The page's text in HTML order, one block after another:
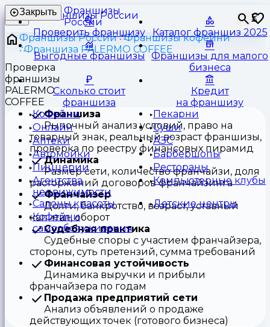
Франшизы
России
⏳
Закрыть
Проверить франшизу Каталог франшиз 2025
Выгодные франшизы Франшизы для малого
бизнеса
Сколько стоит
франшиза
Кредит
на франшизу
Кофейни
Пекарни
Онлайн
Суши
Аптеки
АЗС
Автомойки
Барбершопы
Пиццерии
Рестораны
Агентства
недвижимости
Компьютерные клубы
Салоны красоты
Детские центры
Кофейни
самообслуживания
Франшизы России
Франшизы кофейни
Франшиза PALERMO COFFEE
Проверка
франшизы
PALERMO
COFFEE
Франшиза
Рыночный анализ условий, право на
товарный знак, реальный возраст франшизы,
проверка по реестру финансовых пирамид
Динамика
Размер сети, количество франчайзи, доля
расторжений договоров франчайзинга
Франчайзер
Долги, банкротство, возраст, уставный
капитал, оборот
Судебная практика
Судебные споры с участием франчайзера,
стороны, суть претензий, сумма требований
Финансовая устойчивость
Динамика выручки и прибыли
франчайзера по годам
Продажа предприятий сети
Анализ объявлений о продаже
действующих точек (готового бизнеса)